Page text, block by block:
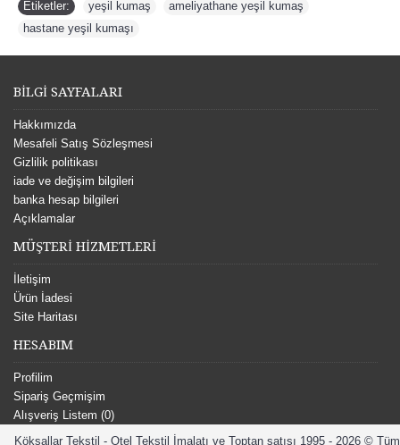
Etiketler: yeşil kumaş ameliyathane yeşil kumaş
hastane yeşil kumaşı
BİLGİ SAYFALARI
Hakkımızda
Mesafeli Satış Sözleşmesi
Gizlilik politikası
iade ve değişim bilgileri
banka hesap bilgileri
Açıklamalar
MÜŞTERİ HİZMETLERİ
İletişim
Ürün İadesi
Site Haritası
HESABIM
Profilim
Sipariş Geçmişim
Alışveriş Listem (0)
Köksallar Tekstil - Otel Tekstil İmalatı ve Toptan satışı 1995 - 2026 © Tüm